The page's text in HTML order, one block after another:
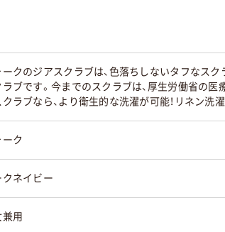
100%
スクラブポプリン（ポ
リエステル65%、綿
35%）
スクラ
リエス
35%)
ークのジアスクラブは、色落ちしないタフなス
ラブです。今までのスクラブは、厚生労働省の
クラブなら、より衛生的な洗濯が可能！リネン洗
ーク
クネイビー
兼用